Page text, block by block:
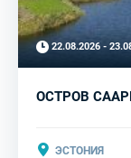
22.08.2026 -
ОСТРОВ
ЭСТОНИЯ